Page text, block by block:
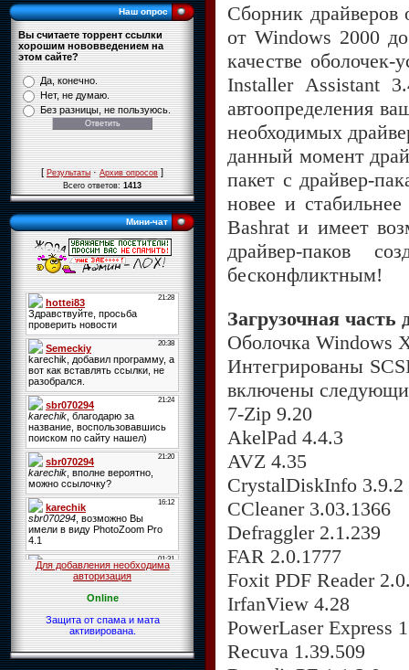
Наш опрос
Вы считаете торрент ссылки
хорошим нововведением на
этом сайте?
Да, конечно.
Нет, не думаю.
Без разницы, не пользуюсь.
[Результаты·Архив опросов]
Всего ответов:1413
Мини-чат
Для добавления необходима
авторизация
Online
Защита от спама и мата
активирована.
Сборник драйверов
от Windows 2000
качестве
Installer Assistant
автоопределения
необходимых
данный момент
пакет с драйвер-
новее и
Bashrat и имеет
драйвер-паков
бесконфликтным!
Загрузочная часть
Оболочка Windows
Интегрированы
включены
7-Zip 9.20
AkelPad 4.4.3
AVZ 4.35
CrystalDiskInfo 3.9.2
CCleaner 3.03.1366
Defraggler 2.1.239
FAR 2.0.1777
Foxit PDF Reader
IrfanView 4.28
PowerLaser Express
Recuva 1.39.509